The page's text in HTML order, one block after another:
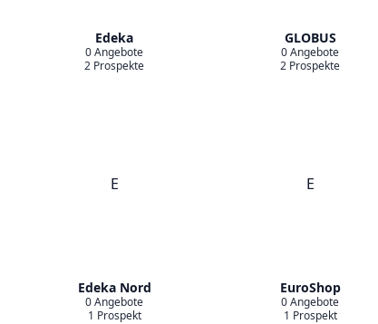
Edeka
0 Angebote
2 Prospekte
GLOBUS
0 Angebote
2 Prospekte
E
Edeka Nord
0 Angebote
1 Prospekt
E
EuroShop
0 Angebote
1 Prospekt